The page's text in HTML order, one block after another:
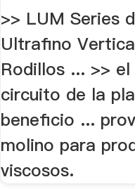
>> LUM Series
Ultrafino
Rodillos ... >>
circuito de la
beneficio ...
molino para
viscosos.